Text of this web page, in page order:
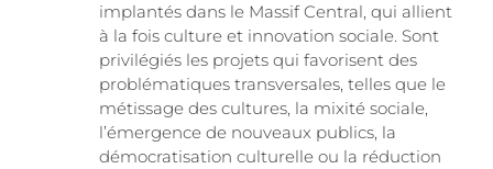
implantés dans le Massif Central, qui allient
à la fois culture et innovation sociale. Sont
privilégiés les projets qui favorisent des
problématiques transversales, telles que le
métissage des cultures, la mixité sociale,
l’émergence de nouveaux publics, la
démocratisation culturelle ou la réduction